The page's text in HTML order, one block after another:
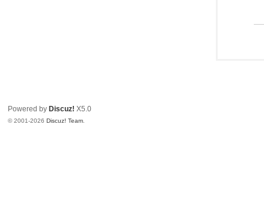
Powered by Discuz! X5.0
© 2001-2026Discuz! Team